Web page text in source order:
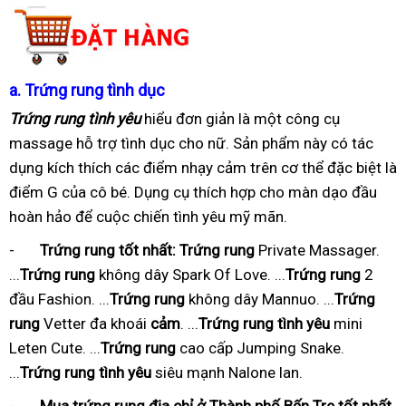
a.Trứng rung tình dục
Trứng rung tình yêuhiểu đơn giản là một công cụ
massage hỗ trợ tình dục cho nữ. Sản phẩm này có tác
dụng kích thích các điểm nhạy cảm trên cơ thể đặc biệt là
điểm G của cô bé. Dụng cụ thích hợp cho màn dạo đầu
hoàn hảo để cuộc chiến tình yêu mỹ mãn.
- Trứng rung tốt nhất: Trứng rung Private Massager.
...Trứng rung không dây Spark Of Love. ...Trứng rung 2
đầu Fashion. ...Trứng rung không dây Mannuo. ...Trứng
rung Vetter đa khoái cảm. ...Trứng rung tình yêu mini
Leten Cute. ...Trứng rung cao cấp Jumping Snake.
...Trứng rung tình yêu siêu mạnh Nalone lan.